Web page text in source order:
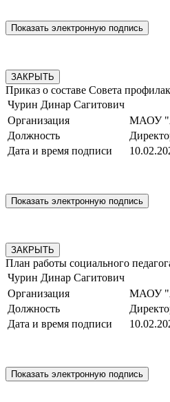
ЗАКРЫТЬ
Приказ о составе Совета
Чурин Динар Сагитович
Организация
МАОУ
Должность
Дата и время подписи
ЗАКРЫТЬ
План работы социального
Чурин Динар Сагитович
Организация
МАОУ
Должность
Дата и время подписи